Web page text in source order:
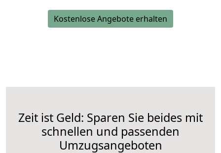
Kostenlose Angebote erhalten
Zeit ist Geld: Sparen Sie beides mit
schnellen und passenden
Umzugsangeboten